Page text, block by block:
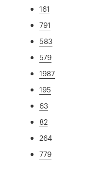
161
791
583
579
1987
195
63
82
264
779